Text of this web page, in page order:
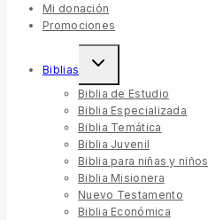
Mi donación
Promociones
Biblias
Biblia de Estudio
Biblia Especializada
Biblia Temática
Biblia Juvenil
Biblia para niñas y niños
Biblia Misionera
Nuevo Testamento
Biblia Económica